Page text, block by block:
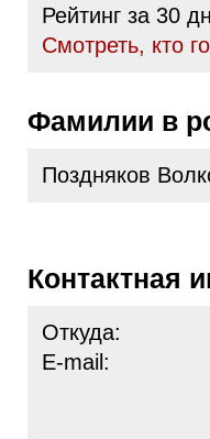
Рейтинг за 30
Cмотреть, кто
Фамилии в
Поздняков
Контактная
Откуда:
E-mail: